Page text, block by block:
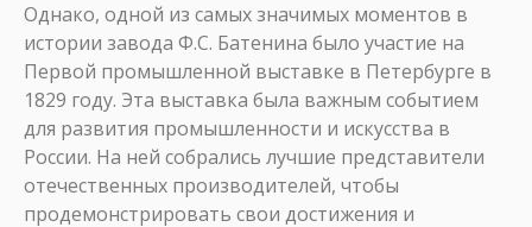
Однако, одной из самых значимых моментов в
истории завода Ф.С. Батенина было участие на
Первой промышленной выставке в Петербурге в
1829 году. Эта выставка была важным событием
для развития промышленности и искусства в
России. На ней собрались лучшие представители
отечественных производителей, чтобы
продемонстрировать свои достижения и